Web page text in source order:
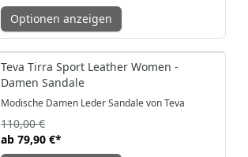
Optionen anzeigen
-27%
Teva Tirra Sport Leather Women -
Damen Sandale
Modische Damen Leder Sandale von Teva
ab 79,90 €*
110,00 €